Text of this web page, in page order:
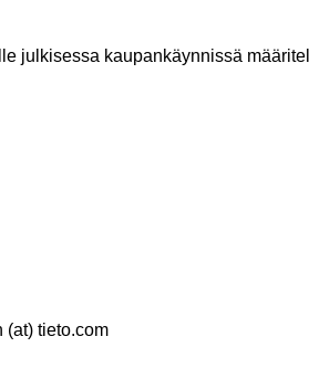
julkisessa kaupankäynnissä
(at) tieto.com